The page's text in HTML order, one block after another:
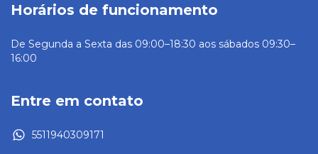
Horários de funcionamento
De Segunda a Sexta das 09:00–18:30 aos sábados 09:30–
16:00
Entre em contato
5511940309171